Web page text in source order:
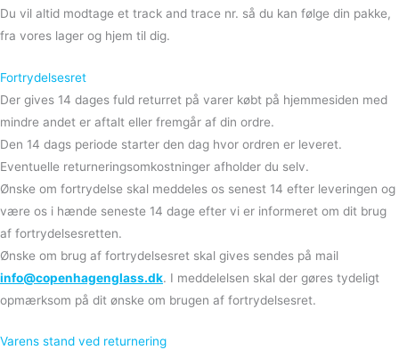
Du vil altid modtage et track and trace nr. så du kan følge din pakke,
fra vores lager og hjem til dig.
Fortrydelsesret
Der gives 14 dages fuld returret på varer købt på hjemmesiden med
mindre andet er aftalt eller fremgår af din ordre.
Den 14 dags periode starter den dag hvor ordren er leveret.
Eventuelle returneringsomkostninger afholder du selv.
Ønske om fortrydelse skal meddeles os senest 14 efter leveringen og
være os i hænde seneste 14 dage efter vi er informeret om dit brug
af fortrydelsesretten.
Ønske om brug af fortrydelsesret skal gives sendes på mail
info@copenhagenglass.dk. I meddelelsen skal der gøres tydeligt
opmærksom på dit ønske om brugen af fortrydelsesret.
Varens stand ved returnering